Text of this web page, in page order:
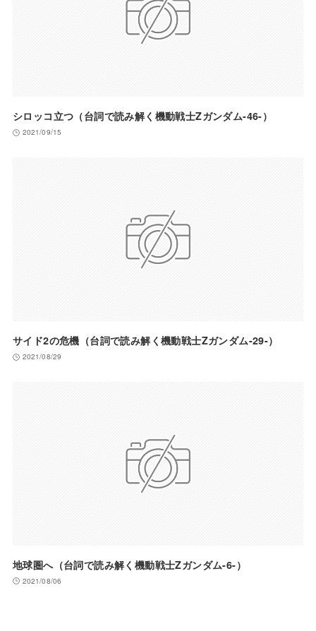
シロッコ立つ（台詞で読み解く機動戦士Zガンダム-46-）
2021/09/15
サイド2の危機（台詞で読み解く機動戦士Zガンダム-29-）
2021/08/29
地球圏へ（台詞で読み解く機動戦士Zガンダム-6-）
2021/08/06